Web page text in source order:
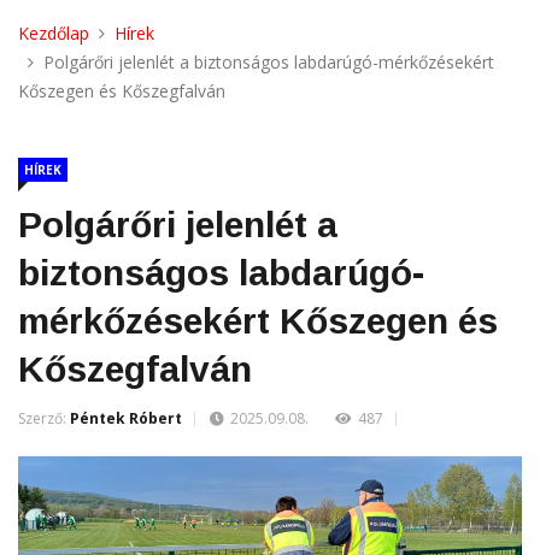
Kezdőlap
Hírek
Polgárőri jelenlét a biztonságos labdarúgó-mérkőzésekért
Kőszegen és Kőszegfalván
HÍREK
Polgárőri jelenlét a
biztonságos labdarúgó-
mérkőzésekért Kőszegen és
Kőszegfalván
Szerző: Péntek Róbert 2025.09.08. 487